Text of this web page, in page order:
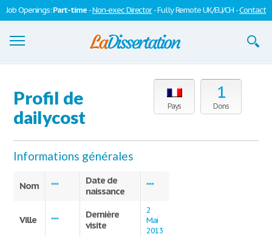
Job Openings:Part-time -Non-exec Director- Fully Remote UK/EU/CH -Contact
S'inscrire
Se connecter
Contactez-nous
Pays
1
Dons
Profil de
dailycost
Informations générales
Nom ***
Date de
naissance
***
Ville ***
Dernière
visite
2
Mai
2013